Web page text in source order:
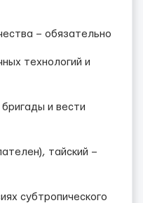
– обязательно
технологий и
и вести
тайский –
субтропического